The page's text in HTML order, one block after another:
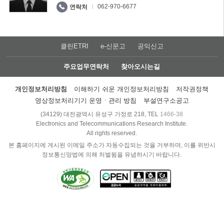
연락처 062-970-6677
클린ETRI e-신문고 공익신고
주요업무연락처 찾아오시는길
개인정보처리방침 이해하기 쉬운 개인정보처리방침
저작권정책
영상정보처리기기 운영ㆍ관리 방침
부설연구소공고
(34129) 대전광역시 유성구 가정로 218, TEL 1466-38
Electronics and Telecommunications Research Institute.
All rights reserved.
본 홈페이지에 게시된 이메일 주소가 자동수집되는 것을 거부하며, 이를 위반시
정보통신망법에 의해 처벌됨을 유념하시기 바랍니다.